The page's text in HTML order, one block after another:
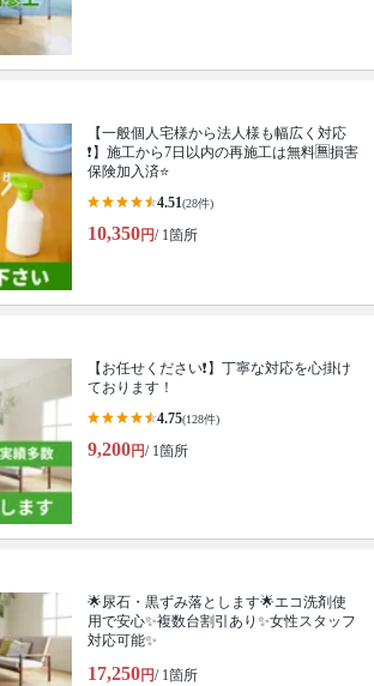
【一般個人宅様から法人様も幅広く対応
❗️】施工から7日以内の再施工は無料🈚️損害
保険加入済⭐️
4.51(28件)
10,350円/ 1箇所
【お任せください❗️】丁寧な対応を心掛け
ております！
4.75(128件)
9,200円/ 1箇所
🌟尿石・黒ずみ落とします🌟エコ洗剤使
用で安心✨複数台割引あり✨女性スタッフ
対応可能✨
17,250円/ 1箇所